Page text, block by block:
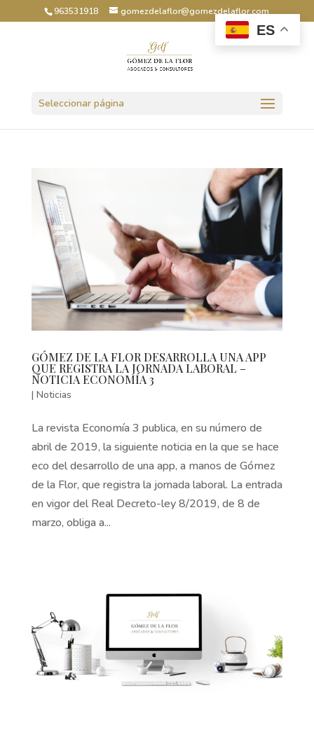
963531918 gomezdelaflor@gomezdelaflor.com
Seleccionar página
GÓMEZ DE LA FLOR DESARROLLA UNA APP
QUE REGISTRA LA JORNADA LABORAL –
NOTICIA ECONOMÍA 3
| Noticias
La revista Economía 3 publica, en su número de
abril de 2019, la siguiente noticia en la que se hace
eco del desarrollo de una app, a manos de Gómez
de la Flor, que registra la jornada laboral. La entrada
en vigor del Real Decreto-ley 8/2019, de 8 de
marzo, obliga a...
ES